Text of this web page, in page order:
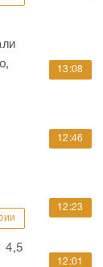
4,5
13:08
12:46
12:23
12:01